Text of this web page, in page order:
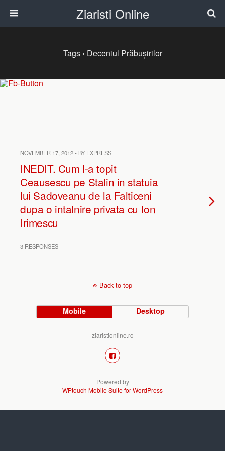
Ziaristi Online
Tags › Deceniul Prăbușirilor
NOVEMBER 17, 2012 • BY EXPRESS
INEDIT. Cum l-a topit
Ceausescu pe Stalin in statuia
lui Sadoveanu de la Falticeni
dupa o intalnire privata cu Ion
Irimescu
3 RESPONSES
Back to top
Mobile Desktop
ziaristionline.ro
Powered by
WPtouch Mobile Suite for WordPress